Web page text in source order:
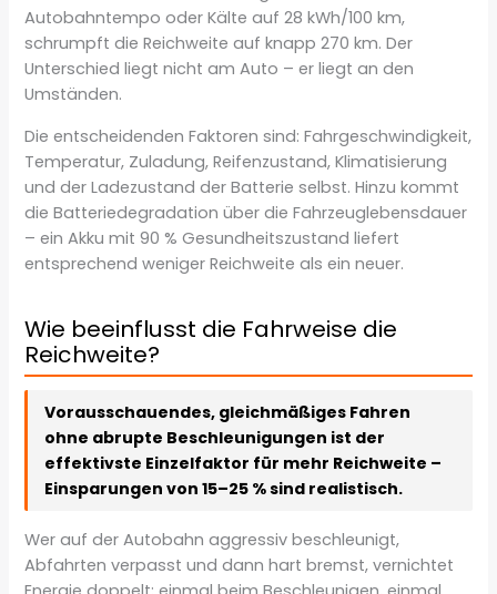
Autobahntempo oder Kälte auf 28 kWh/100 km,
schrumpft die Reichweite auf knapp 270 km. Der
Unterschied liegt nicht am Auto – er liegt an den
Umständen.
Die entscheidenden Faktoren sind: Fahrgeschwindigkeit,
Temperatur, Zuladung, Reifenzustand, Klimatisierung
und der Ladezustand der Batterie selbst. Hinzu kommt
die Batteriedegradation über die Fahrzeuglebensdauer
– ein Akku mit 90 % Gesundheitszustand liefert
entsprechend weniger Reichweite als ein neuer.
Wie beeinflusst die Fahrweise die
Reichweite?
Vorausschauendes, gleichmäßiges Fahren
ohne abrupte Beschleunigungen ist der
effektivste Einzelfaktor für mehr Reichweite –
Einsparungen von 15–25 % sind realistisch.
Wer auf der Autobahn aggressiv beschleunigt,
Abfahrten verpasst und dann hart bremst, vernichtet